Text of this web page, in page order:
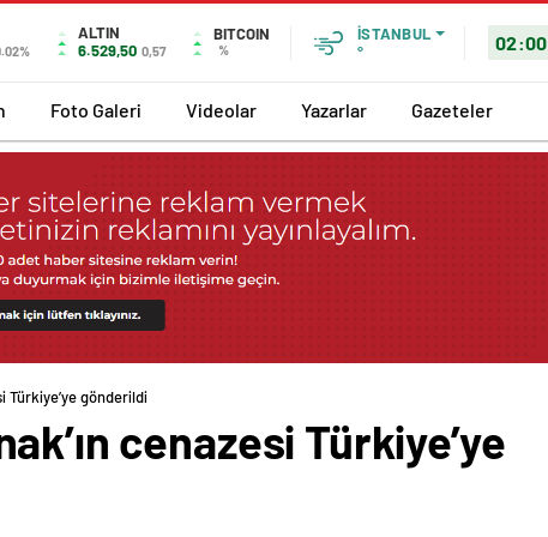
ALTIN
6.529,50 0,57
BITCOIN
%
İSTANBUL
°
02:00
Foto Galeri Videolar Yazarlar Gazeteler
Türkiye’ye gönderildi
cenazesi Türkiye’ye